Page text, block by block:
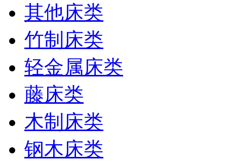
其他床类
竹制床类
轻金属床类
藤床类
木制床类
钢木床类